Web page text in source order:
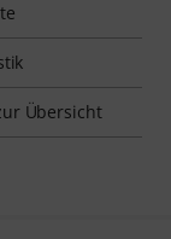
Übersicht